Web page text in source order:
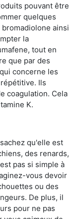
pouvant être
quelques
ainsi
la
tout en
que par des
concerne les
Ils
coagulation. Cela
K.
qu'elle est
des renards,
pas si simple à
vous devoir
ou des
De plus, il
pour ne pas